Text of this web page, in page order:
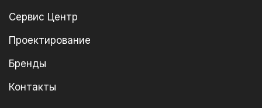
Сервис Центр
Проектирование
Бренды
Контакты